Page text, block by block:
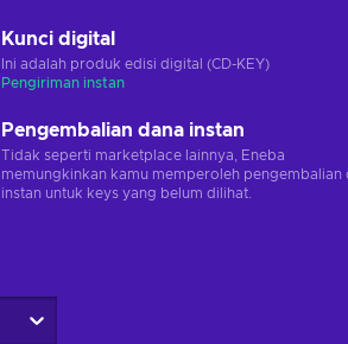
Kunci digital
Ini adalah produk edisi digital (CD-KEY)
Pengiriman instan
Pengembalian dana instan
Tidak seperti marketplace lainnya, Eneba
memungkinkan kamu memperoleh pengembalian
instan untuk keys yang belum dilihat.